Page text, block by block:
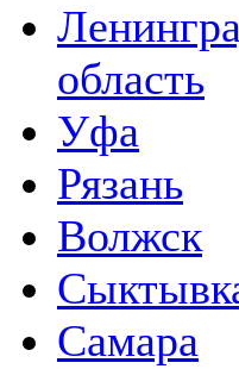
область
Уфа
Рязань
Волжск
Самара